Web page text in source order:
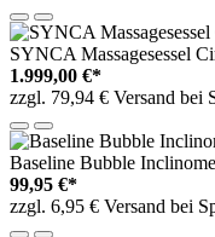
SYNCA Massagesessel
1.999,00 €*
zzgl. 79,94 € Versand bei
Baseline Bubble
99,95 €*
zzgl. 6,95 € Versand bei